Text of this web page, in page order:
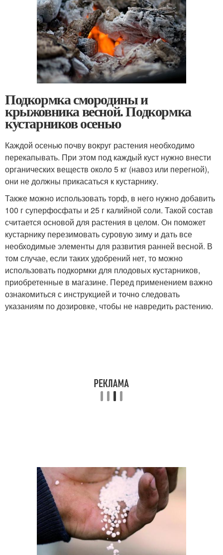
Подкормка смородины и
крыжовника весной. Подкормка
кустарников осенью
Каждой осенью почву вокруг растения необходимо
перекапывать. При этом под каждый куст нужно внести
органических веществ около 5 кг (навоз или перегной),
они не должны прикасаться к кустарнику.
Также можно использовать торф, в него нужно добавить
100 г суперфосфаты и 25 г калийной соли. Такой состав
считается основой для растения в целом. Он поможет
кустарнику перезимовать суровую зиму и дать все
необходимые элементы для развития ранней весной. В
том случае, если таких удобрений нет, то можно
использовать подкормки для плодовых кустарников,
приобретенные в магазине. Перед применением важно
ознакомиться с инструкцией и точно следовать
указаниям по дозировке, чтобы не навредить растению.